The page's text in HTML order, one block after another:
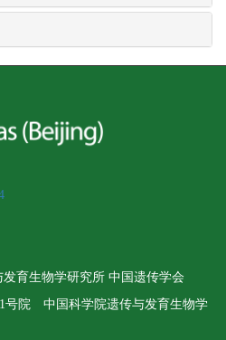
育生物学研究所 中国遗传学会
号院 中国科学院遗传与发育生物学